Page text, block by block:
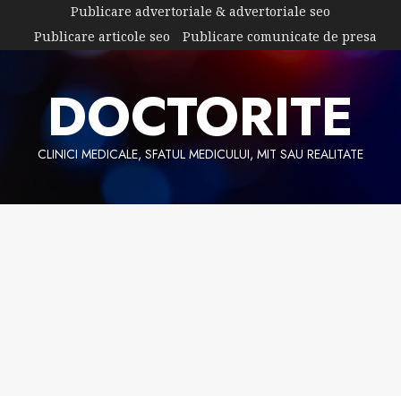
content
Publicare advertoriale & advertoriale seo
Publicare articole seo
Publicare comunicate de presa
DOCTORITE
CLINICI MEDICALE, SFATUL MEDICULUI, MIT SAU REALITATE